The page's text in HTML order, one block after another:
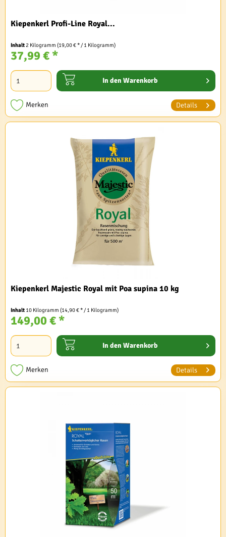
Kiepenkerl Profi-Line Royal...
Inhalt2 Kilogramm(19,00 € * / 1 Kilogramm)
37,99 € *
In den Warenkorb
Merken Details
Kiepenkerl Majestic Royal mit Poa supina 10 kg
Inhalt 10 Kilogramm(14,90 € * / 1 Kilogramm)
149,00 € *
In den Warenkorb
Merken Details